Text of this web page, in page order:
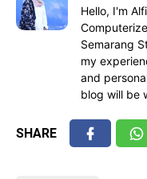
Hello, I'm
Semarang
my
and
blog will be
SHARE